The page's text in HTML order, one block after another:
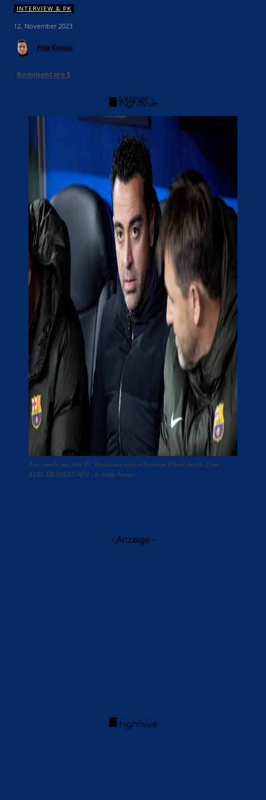
INTERVIEW & PK
12. November 2023
Filip Knopp
Kommentare5
- Anzeige -
Xavi macht mit dem FC Barcelona eine schwierige Phase durch. Foto:
AXEL HEIMKEN/AFP via Getty Images
- Anzeige -